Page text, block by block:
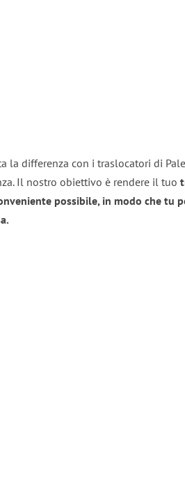
la differenza con i traslocatori di
Il nostro obiettivo è rendere il tuo
possibile, in modo che tu